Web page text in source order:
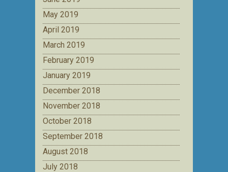
May 2019
April 2019
March 2019
February 2019
January 2019
December 2018
November 2018
October 2018
September 2018
August 2018
July 2018